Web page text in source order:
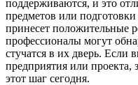
поддерживаются, и это
предметов или
принесет положительные
профессионалы могут
стучатся в их дверь. Если
предприятия или проекта,
этот шаг сегодня.